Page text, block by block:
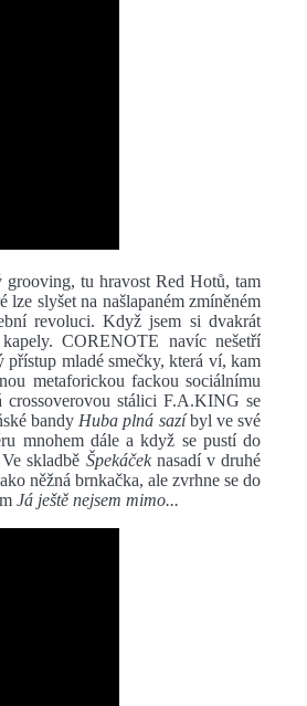
grooving, tu hravost Red Hotů, tam
slyšet na našlapaném zmíněném
revoluci. Když jsem si dvakrát
CORENOTE navíc nešetří
mladé smečky, která ví, kam
metaforickou fackou sociálnímu
crossoverovou stálici F.A.KING se
bandyHuba plná sazíbyl ve své
mnohem dále a když se pustí do
skladbě Špekáčeknasadí v druhé
něžná brnkačka, ale zvrhne se do
Já ještě nejsem mimo...